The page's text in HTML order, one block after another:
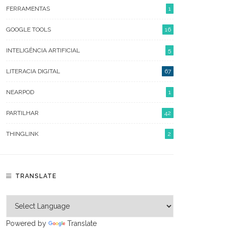
FERRAMENTAS 1
GOOGLE TOOLS 16
INTELIGÊNCIA ARTIFICIAL 5
LITERACIA DIGITAL 67
NEARPOD 1
PARTILHAR 42
THINGLINK 2
TRANSLATE
Powered by Translate
DEZEMBRO 2022